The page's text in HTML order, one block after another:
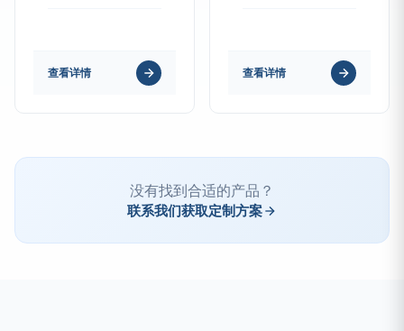
查看详情 查看详情
没有找到合适的产品？
联系我们获取定制方案